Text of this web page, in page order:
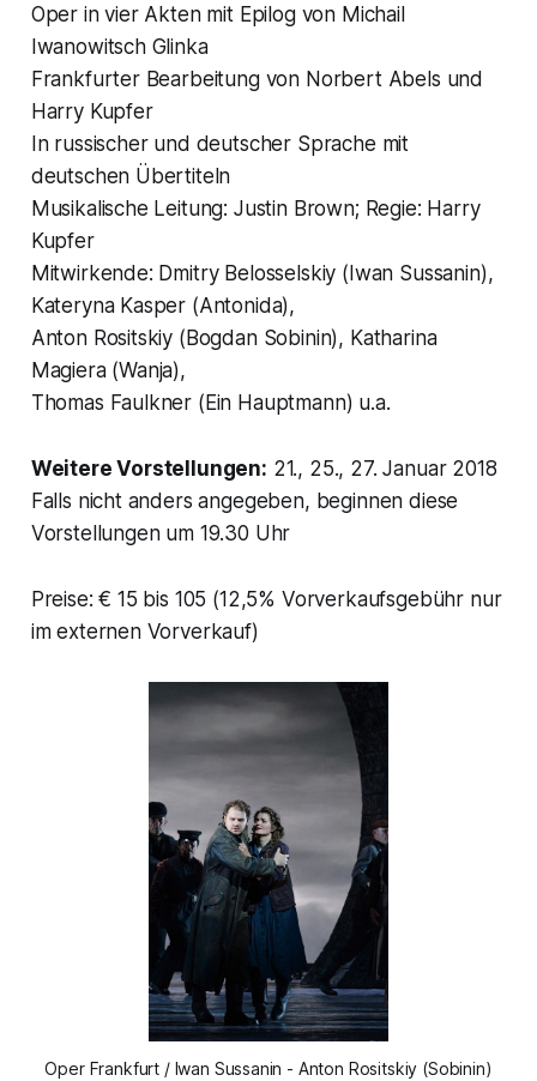
Oper in vier Akten mit Epilog von Michail
Iwanowitsch Glinka
Frankfurter Bearbeitung von Norbert Abels und
Harry Kupfer
In russischer und deutscher Sprache mit
deutschen Übertiteln
Musikalische Leitung: Justin Brown; Regie: Harry
Kupfer
Mitwirkende: Dmitry Belosselskiy (Iwan Sussanin),
Kateryna Kasper (Antonida),
Anton Rositskiy (Bogdan Sobinin), Katharina
Magiera (Wanja),
Thomas Faulkner (Ein Hauptmann) u.a.
Weitere Vorstellungen: 21., 25., 27. Januar 2018
Falls nicht anders angegeben, beginnen diese
Vorstellungen um 19.30 Uhr
Preise: € 15 bis 105 (12,5% Vorverkaufsgebühr nur
im externen Vorverkauf)
Oper Frankfurt / Iwan Sussanin - Anton Rositskiy (Sobinin)